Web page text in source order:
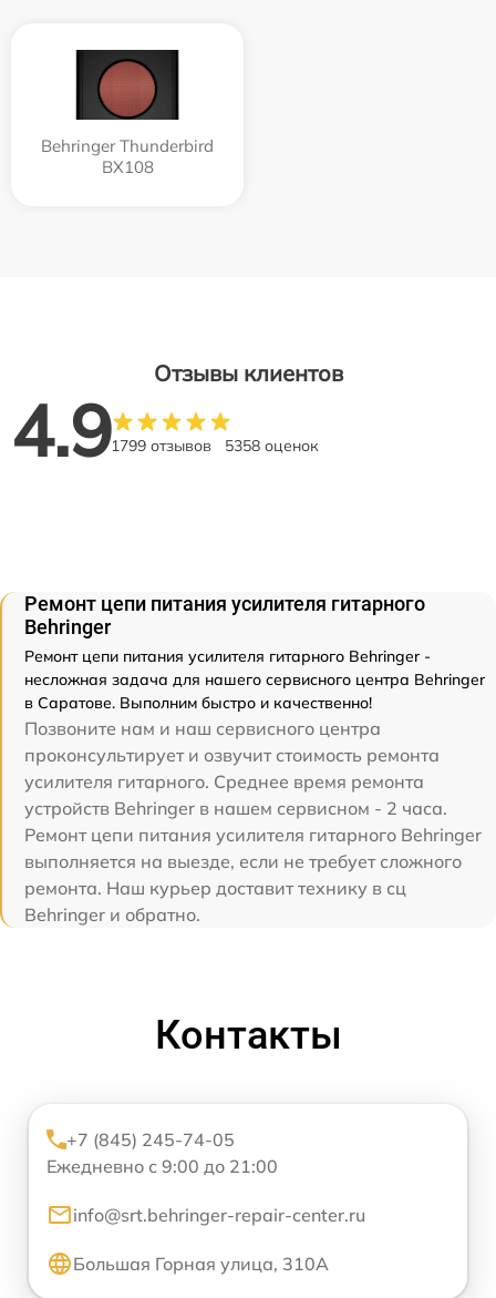
Behringer Thunderbird
BX108
Отзывы клиентов
4.91799 отзывов 5358 оценок
Ремонт цепи питания усилителя гитарного
Behringer
Ремонт цепи питания усилителя гитарного Behringer -
несложная задача для нашего сервисного центра Behringer
в Саратове. Выполним быстро и качественно!
Позвоните нам и наш сервисного центра
проконсультирует и озвучит стоимость ремонта
усилителя гитарного. Среднее время ремонта
устройств Behringer в нашем сервисном - 2 часа.
Ремонт цепи питания усилителя гитарного Behringer
выполняется на выезде, если не требует сложного
ремонта. Наш курьер доставит технику в сц
Behringer и обратно.
Контакты
+7 (845) 245-74-05
Ежедневно с 9:00 до 21:00
info@srt.behringer-repair-center.ru
Большая Горная улица, 310А